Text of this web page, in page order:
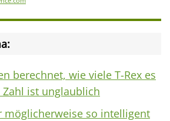
berechnet, wie viele T-Rex es
Zahl ist unglaublich
möglicherweise so intelligent